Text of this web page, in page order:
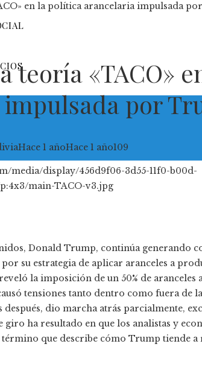
en la política arancelaria impulsada
teoría «TACO»
por
Hace 1 añoHace 1 año109
Donald Trump, continúa generando
su estrategia de aplicar aranceles a
la imposición de un 50% de aranceles
tensiones tanto dentro como fuera de
después, dio marcha atrás parcialmente,
giro ha resultado en que los analistas y
término que describe cómo Trump tiende